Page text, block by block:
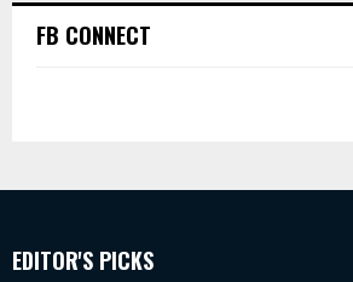
FB CONNECT
EDITOR'S PICKS